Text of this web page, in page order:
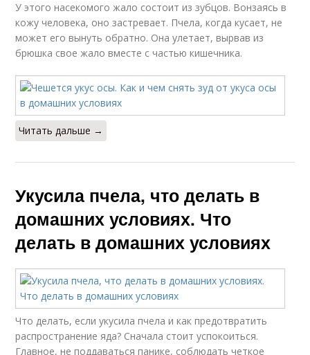
У этого насекомого жало состоит из зубцов. Вонзаясь в
кожу человека, оно застревает. Пчела, когда кусает, не
может его вынуть обратно. Она улетает, вырвав из
брюшка свое жало вместе с частью кишечника.
Читать дальше →
Укусила пчела, что делать в
домашних условиях. Что
делать в домашних условиях
Что делать, если укусила пчела и как предотвратить
распространение яда? Сначала стоит успокоиться.
Главное, не поддаваться панике, соблюдать четкое